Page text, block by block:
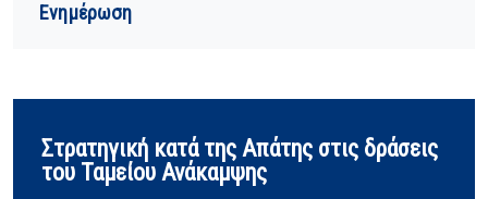
Ενημέρωση
Στρατηγική κατά της Απάτης στις δράσεις
του Ταμείου Ανάκαμψης